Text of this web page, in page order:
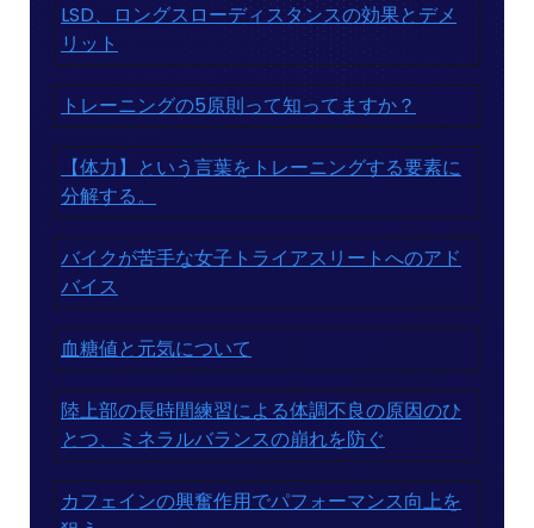
LSD、ロングスローディスタンスの効果とデメ
リット
トレーニングの5原則って知ってますか？
【体力】という言葉をトレーニングする要素に
分解する。
バイクが苦手な女子トライアスリートへのアド
バイス
血糖値と元気について
陸上部の長時間練習による体調不良の原因のひ
とつ、ミネラルバランスの崩れを防ぐ
カフェインの興奮作用でパフォーマンス向上を